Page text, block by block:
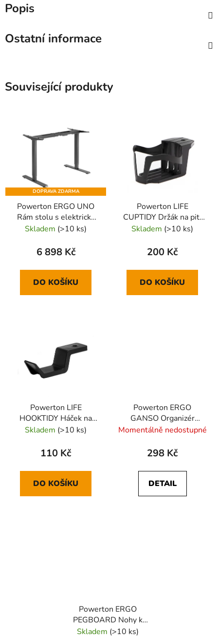
Popis
Ostatní informace
Související produkty
DOPRAVA ZDARMA
Powerton ERGO UNO
Rám stolu s elektricky
nastavitelnou výškou
Skladem (>10 ks)
6 898 Kč
DO KOŠÍKU
Powerton LIFE
CUPTIDY Držák na pití
ke stolu, černý
Skladem (>10 ks)
200 Kč
DO KOŠÍKU
Powerton LIFE
HOOKTIDY Háček na
sluchátka ke stolu,
Skladem (>10 ks)
110 Kč
DO KOŠÍKU
Powerton ERGO
GANSO Organizér
kabelů, černý
Momentálně nedostupné
298 Kč
DETAIL
Powerton ERGO
PEGBOARD Nohy k
organizéru pro položení
Skladem (>10 ks)